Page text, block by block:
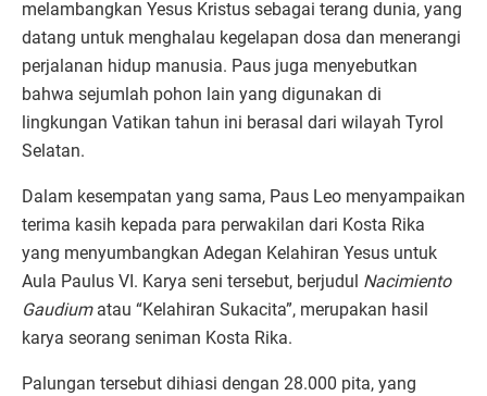
melambangkan Yesus Kristus sebagai terang dunia, yang
datang untuk menghalau kegelapan dosa dan menerangi
perjalanan hidup manusia. Paus juga menyebutkan
bahwa sejumlah pohon lain yang digunakan di
lingkungan Vatikan tahun ini berasal dari wilayah Tyrol
Selatan.
Dalam kesempatan yang sama, Paus Leo menyampaikan
terima kasih kepada para perwakilan dari Kosta Rika
yang menyumbangkan Adegan Kelahiran Yesus untuk
Aula Paulus VI. Karya seni tersebut, berjudul Nacimiento
Gaudiumatau “Kelahiran Sukacita”, merupakan hasil
karya seorang seniman Kosta Rika.
Palungan tersebut dihiasi dengan 28.000 pita, yang